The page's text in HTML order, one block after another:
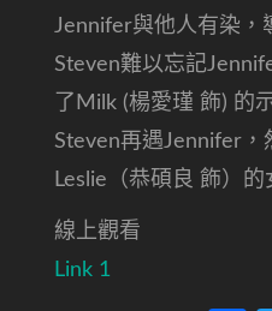
Jennifer與他人有染，
Steven難以忘記
了Milk (楊愛瑾 飾) 的
Steven再遇Jennifer，
Leslie（恭碩良 飾）
線上觀看
Link 1